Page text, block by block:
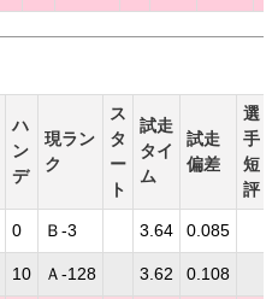
ハ
ン
デ
現ラン
ク
ス
タ
ー
ト
試走
タイ
ム
試走
偏差
選
手
短
評
0 Ｂ-3 3.64 0.085
10 Ａ-128 3.62 0.108